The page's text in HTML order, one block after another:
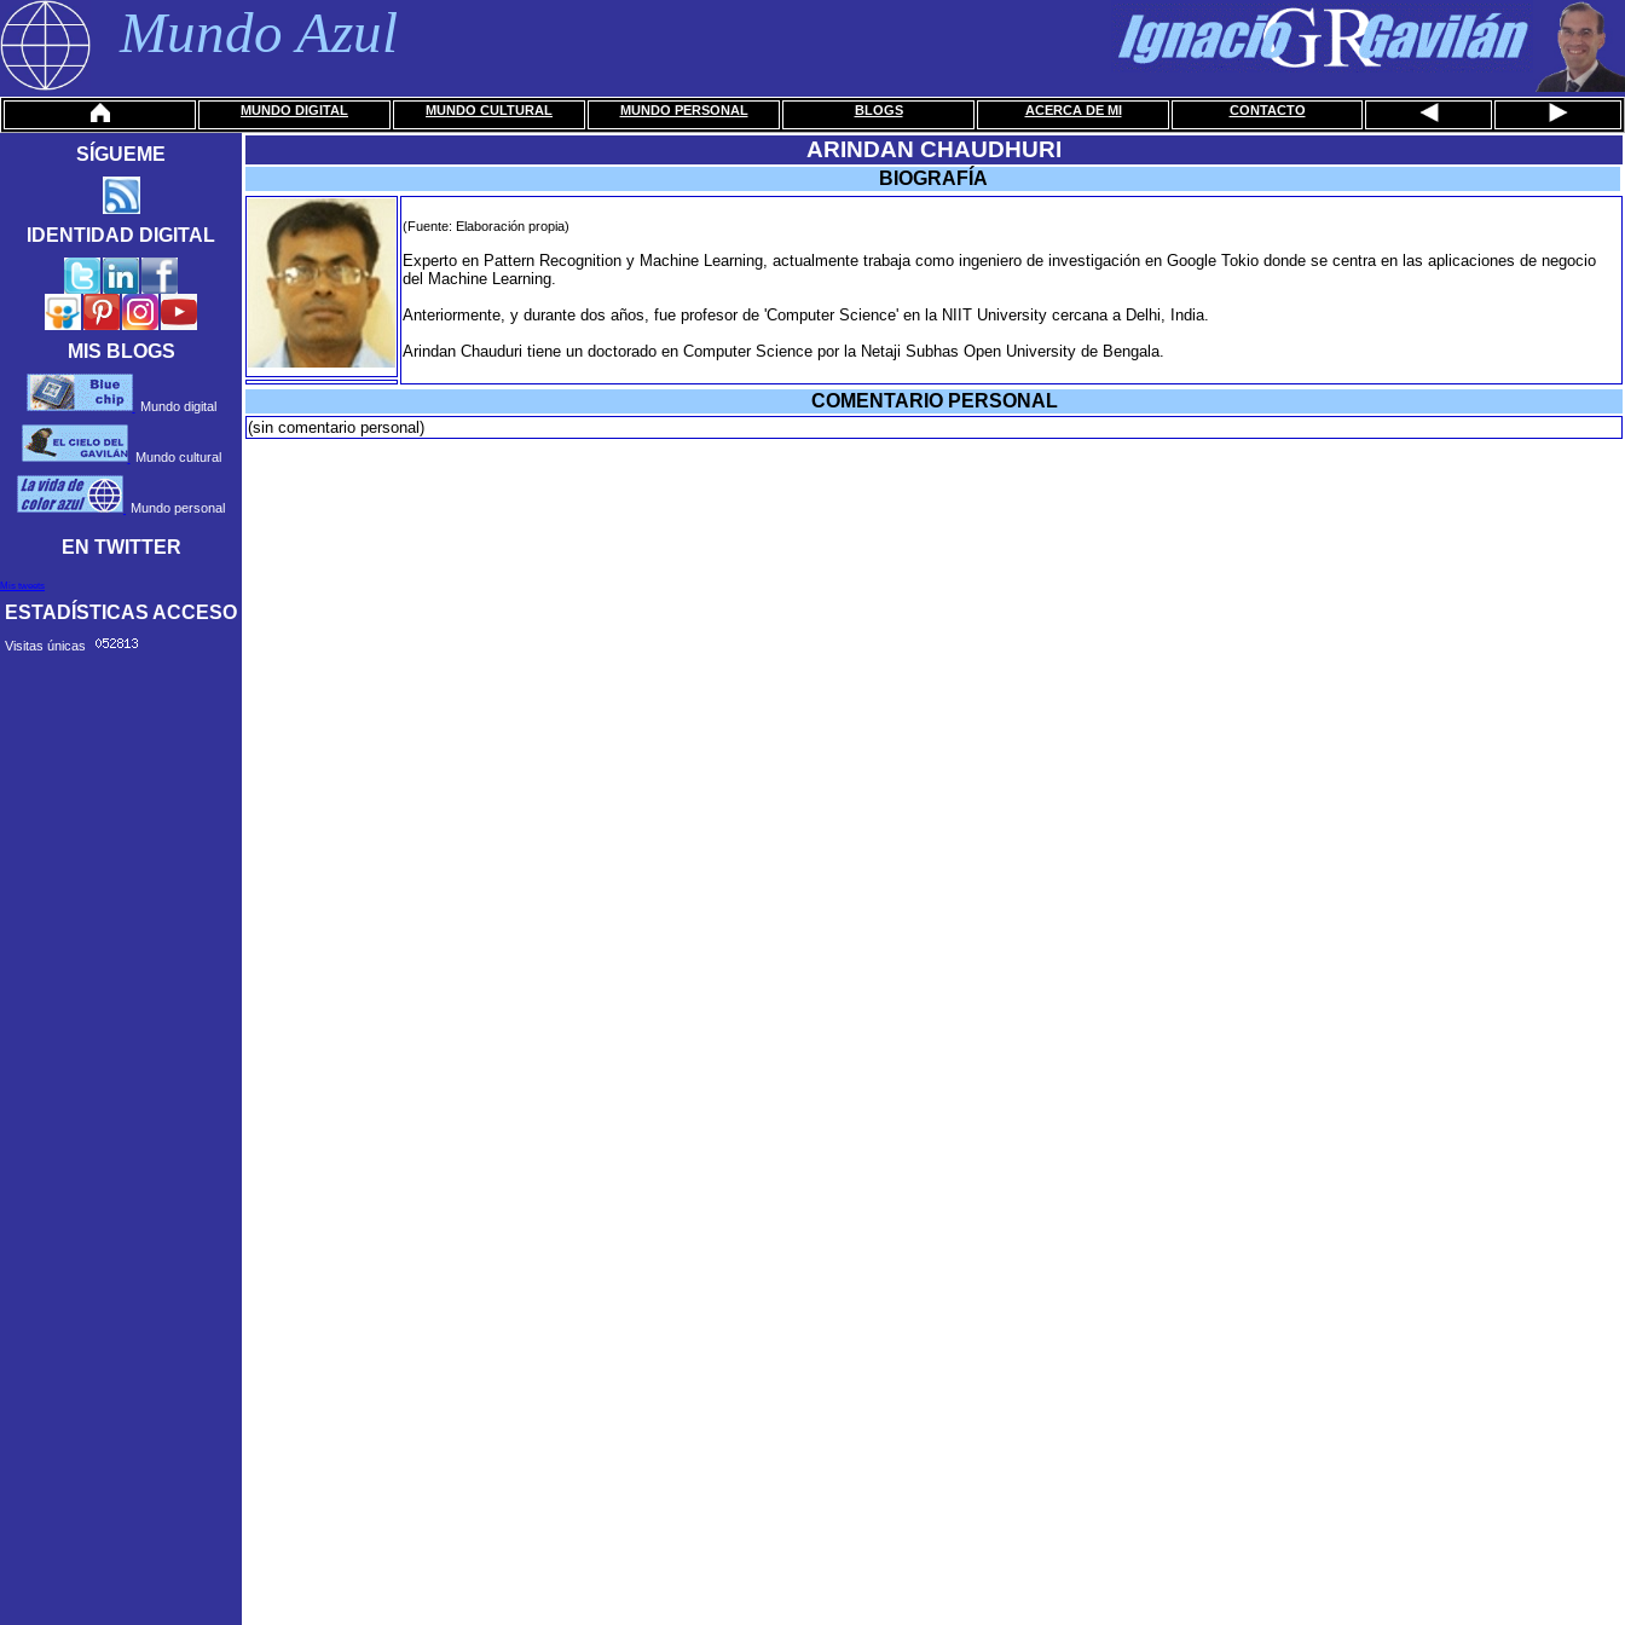
Mundo Azul
MUNDO DIGITAL MUNDO CULTURAL MUNDO PERSONAL BLOGS ACERCA DE MI CONTACTO
SÍGUEME
IDENTIDAD DIGITAL
MIS BLOGS
Mundo digital
Mundo cultural
Mundo personal
EN TWITTER
Mis tweets
ESTADÍSTICAS ACCESO
Visitas únicas
ARINDAN CHAUDHURI
BIOGRAFÍA
(Fuente: Elaboración propia)
Experto en Pattern Recognition y Machine Learning, actualmente trabaja como ingeniero de investigación en Google Tokio donde se centra en las aplicaciones de negocio
del Machine Learning.
Anteriormente, y durante dos años, fue profesor de 'Computer Science' en la NIIT University cercana a Delhi, India.
Arindan Chauduri tiene un doctorado en Computer Science por la Netaji Subhas Open University de Bengala.
COMENTARIO PERSONAL
(sin comentario personal)